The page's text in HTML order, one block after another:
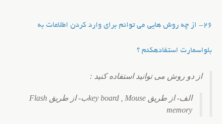
26- از چه روش هایی می توانم برای وارد کردن اطلاعات به
بلواسمارت استفادهکنم ؟
از دو روش می توانید استفاده کنید :
الف- از طریق key board , Mouseب- از طریق Flash
memory